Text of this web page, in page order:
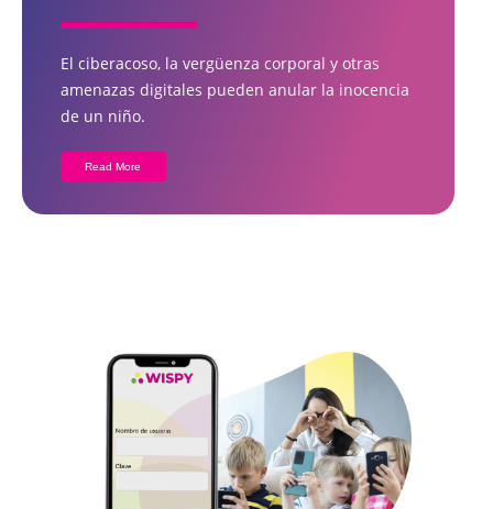
El ciberacoso, la vergüenza corporal y otras
amenazas digitales pueden anular la inocencia
de un niño.
Read More